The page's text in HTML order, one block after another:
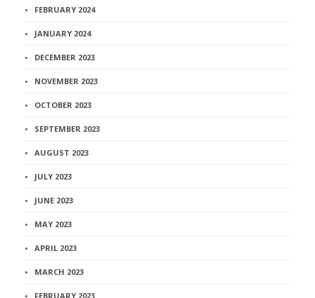
FEBRUARY 2024
JANUARY 2024
DECEMBER 2023
NOVEMBER 2023
OCTOBER 2023
SEPTEMBER 2023
AUGUST 2023
JULY 2023
JUNE 2023
MAY 2023
APRIL 2023
MARCH 2023
FEBRUARY 2023